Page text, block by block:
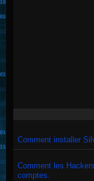
Comment installer
Comment les
comptes.